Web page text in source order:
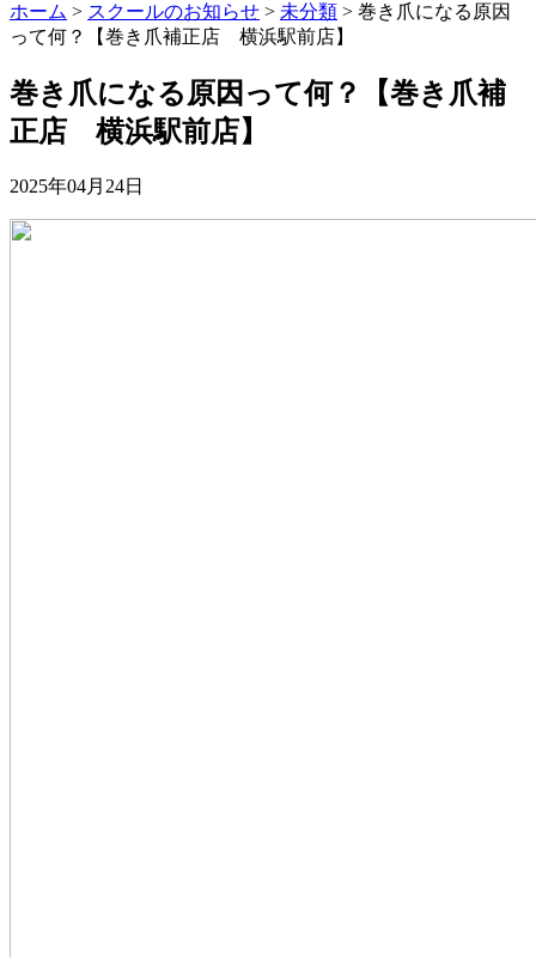
ホーム > スクールのお知らせ > 未分類 > 巻き爪になる原因
って何？【巻き爪補正店 横浜駅前店】
巻き爪になる原因って何？【巻き爪補
正店 横浜駅前店】
2025年04月24日